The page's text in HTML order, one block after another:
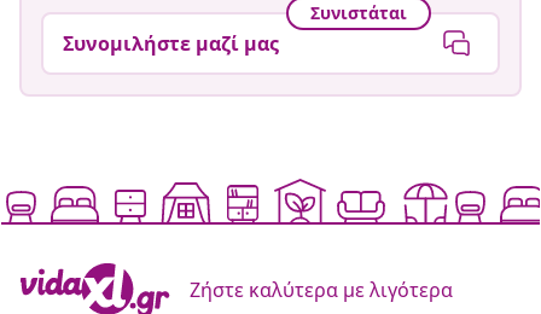
Συνιστάται
Συνομιλήστε μαζί μας
Ζήστε καλύτερα με λιγότερα